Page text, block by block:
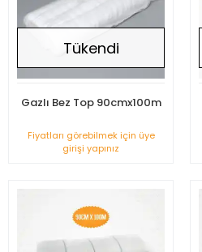
Tükendi
Gazlı Bez Top 90cmx100m
Fiyatları görebilmek için üye
girişi yapınız